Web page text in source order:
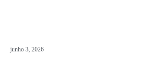
junho 3, 2026